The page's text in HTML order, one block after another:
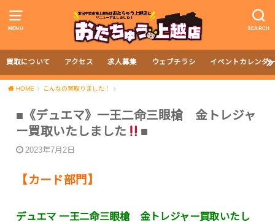
MENU SEARCH
買取について アクセス 求人募集 ウェブチラシ イベントカレンダ
HOME こんなの買取りました！
■《デュエマ》一王二命三眼槍 金トレジャ
ー買取いたしました
■
2023年7月2日
【カード部門】
デュエマ 一王二命三眼槍 金トレジャー買取いたし